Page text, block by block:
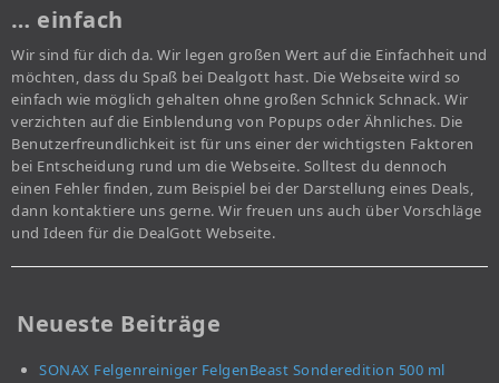
… einfach
Wir sind für dich da. Wir legen großen Wert auf die Einfachheit und
möchten, dass du Spaß bei Dealgott hast. Die Webseite wird so
einfach wie möglich gehalten ohne großen Schnick Schnack. Wir
verzichten auf die Einblendung von Popups oder Ähnliches. Die
Benutzerfreundlichkeit ist für uns einer der wichtigsten Faktoren
bei Entscheidung rund um die Webseite. Solltest du dennoch
einen Fehler finden, zum Beispiel bei der Darstellung eines Deals,
dann kontaktiere uns gerne. Wir freuen uns auch über Vorschläge
und Ideen für die DealGott Webseite.
Neueste Beiträge
SONAX Felgenreiniger FelgenBeast Sonderedition 500 ml